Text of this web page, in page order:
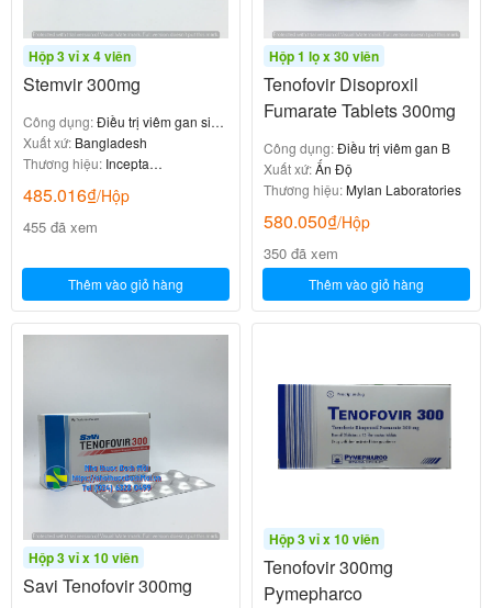
Hộp 3 vỉ x 4 viên
Stemvir 300mg
Công dụng:Điều trị viêm gan siêu
vi B mạn tính
Xuất xứ: Bangladesh
Thương hiệu: Incepta
485.016₫/Hộp
455 đã xem
Thêm vào giỏ hàng
Hộp 1 lọ x 30 viên
Tenofovir Disoproxil
Fumarate Tablets 300mg
Công dụng:Điều trị viêm gan B
Xuất xứ:Ấn Độ
Thương hiệu:Mylan Laboratories
580.050₫/Hộp
350 đã xem
Thêm vào giỏ hàng
Hộp 3 vỉ x 10 viên
Savi Tenofovir 300mg
Hộp 3 vỉ x 10 viên
Tenofovir 300mg
Pymepharco